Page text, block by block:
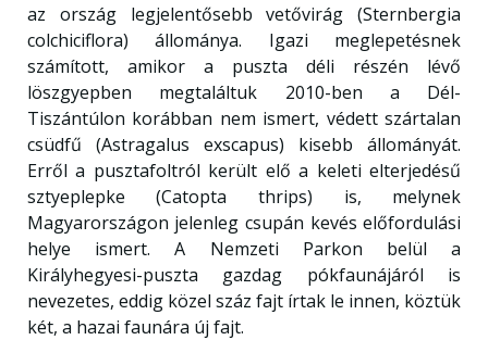
az ország legjelentősebb vetővirág (Sternbergia
colchiciflora) állománya. Igazi meglepetésnek
számított, amikor a puszta déli részén lévő
löszgyepben megtaláltuk 2010-ben a Dél-
Tiszántúlon korábban nem ismert, védett szártalan
csüdfű (Astragalus exscapus) kisebb állományát.
Erről a pusztafoltról került elő a keleti elterjedésű
sztyeplepke (Catopta thrips) is, melynek
Magyarországon jelenleg csupán kevés előfordulási
helye ismert. A Nemzeti Parkon belül a
Királyhegyesi-puszta gazdag pókfaunájáról is
nevezetes, eddig közel száz fajt írtak le innen, köztük
két, a hazai faunára új fajt.